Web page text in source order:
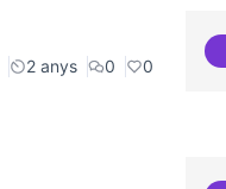
2 anys 0 0